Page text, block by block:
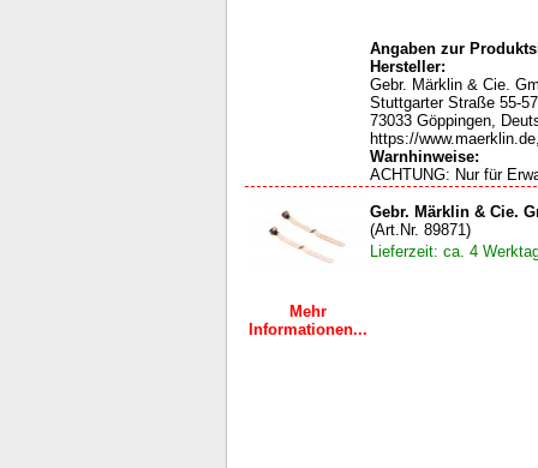
Angaben zur
Hersteller:
Gebr. Märklin & Cie.
Stuttgarter Straße 55-57
73033 Göppingen,
https://
Warnhinweise:
ACHTUNG: Nur für
Mehr
Informationen...
Gebr. Märklin & Cie.
(Art.Nr. 89871)
Lieferzeit: ca. 4